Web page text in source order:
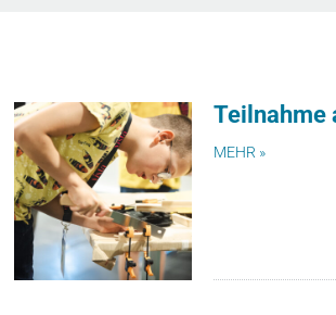
Teilnahme
MEHR »